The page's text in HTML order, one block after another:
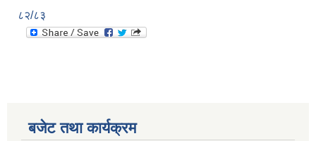
८२/८३
बजेट तथा कार्यक्रम